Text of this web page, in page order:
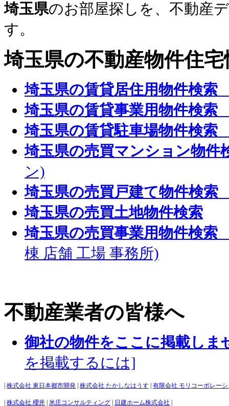
埼玉県のお部屋探しを、不動産
す。
埼玉県の不動産物件住
埼玉県の賃貸居住用物件検索
埼玉県の賃貸事業用物件検索
埼玉県の賃貸駐車場物件検索
埼玉県の売買マンション物件
ン)
埼玉県の売買戸建て物件検索
埼玉県の売買土地物件検索
埼玉県の売買事業用物件検索
棟 店舗 工場 事務所)
不動産業者の皆様へ
御社の物件をここに掲載しま
を掲載するには]
| 株式会社 東日本都市開発 | 株式会社 たかしなはうす | 有限会社 モリコーポレー
| 株式会社 櫻井 | 米庄コンサルティング | 日建ホーム株式会社 |